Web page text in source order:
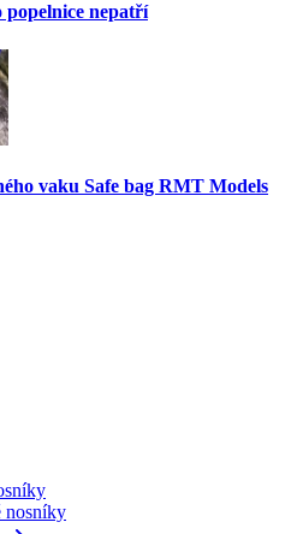
nepatří
vaku Safe bag RMT Models
nosníky